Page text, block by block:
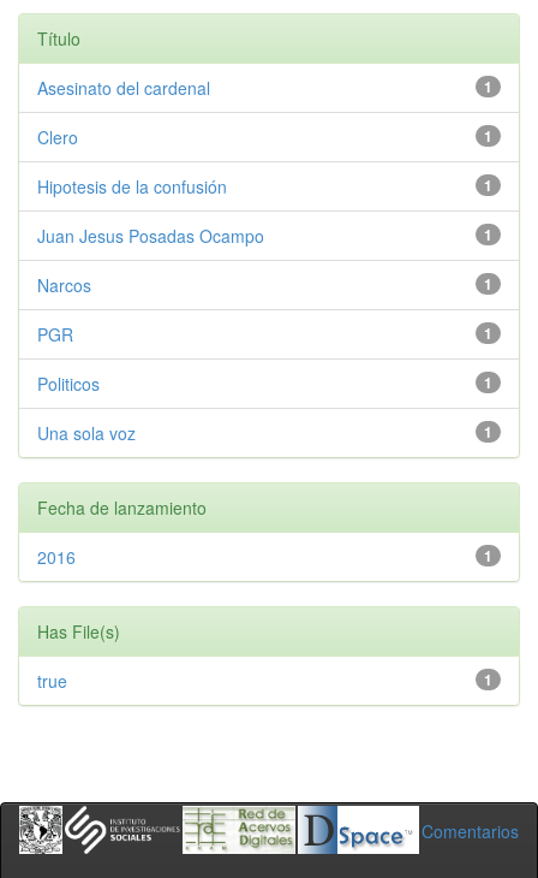
Título
1
Asesinato del cardenal
1
Clero
1
Hipotesis de la confusión
1
Juan Jesus Posadas Ocampo
1
Narcos
1
PGR
1
Politicos
1
Una sola voz
Fecha de lanzamiento
1
2016
Has File(s)
1
true
Comentarios